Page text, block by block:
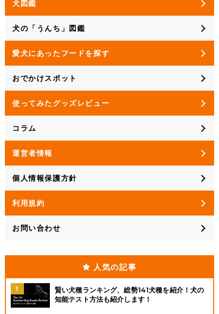
犬図鑑
犬の「うんち」図鑑
愛犬にあったフードを探す
おでかけスポット
使ってみたグッズレビュー
コラム
運営者情報
個人情報保護方針
利用規約
お問い合わせ
人気の記事
賢い犬種ランキング、総勢141犬種を紹介！犬の
知能テスト方法も紹介します！